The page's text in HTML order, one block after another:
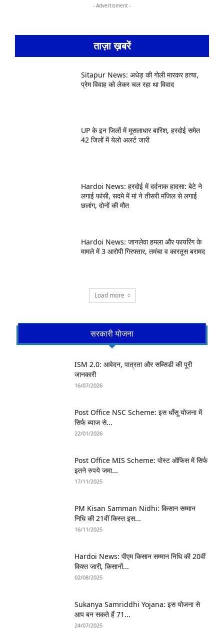
- Advertisment -
ताज़ा ख़बरें
Sitapur News: अधेड़ की गोली मारकर हत्या,
प्रेम विवाह को लेकर चल रहा था विवाद
UP के इन जिलों में मूसलाधार बारिश, हरदोई समेत
42 जिलों में येलो अलर्ट जारी
Hardoi News: हरदोई में दर्दनाक हादसा: बेटे ने
लगाई फांसी, सदमे में मां ने तीसरी मंजिल से लगाई
छलांग, दोनों की मौत
Hardoi News: जानलेवा हमला और फायरिंग के
मामले में 3 आरोपी गिरफ्तार, तमंचा व कारतूस बरामद
Load more
सरकारी योजना
ISM 2.0: आवेदन, पात्रता और सब्सिडी की पूरी
जानकारी
16/07/2026
Post Office NSC Scheme: इस धाँसू योजना में
सिर्फ ब्याज से...
22/01/2026
Post Office MIS Scheme: पोस्ट ऑफिस में सिर्फ
इतने रुपये जमा...
17/11/2025
PM Kisan Samman Nidhi: किसान सम्मान
निधि की 21वीं किस्त इस...
16/11/2025
Hardoi News: पीएम किसान सम्मान निधि की 20वीं
किश्त जारी, किसानों...
02/08/2025
Sukanya Samriddhi Yojana: इस योजना से
आप बन सकते हैं 71...
24/07/2025